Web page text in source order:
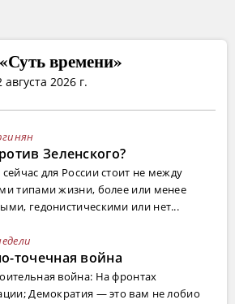
времени»
2026 г.
Зеленского?
для России стоит не между
типами жизни, более или менее
гедонистическими или нет...
точечная война
война: На фронтах
Демократия — это вам не лобио